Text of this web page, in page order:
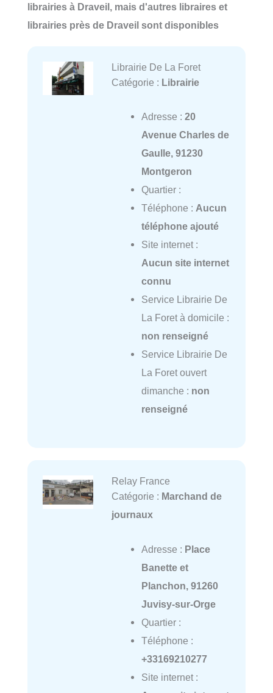
librairies à Draveil, mais d'autres libraires et
librairies près de Draveil sont disponibles
Librairie De La Foret
Catégorie : Librairie
Adresse : 20
Avenue Charles de
Gaulle, 91230
Montgeron
Quartier :
Téléphone : Aucun
téléphone ajouté
Site internet :
Aucun site internet
connu
Service Librairie De
La Foret à domicile :
non renseigné
Service Librairie De
La Foret ouvert
dimanche : non
renseigné
Relay France
Catégorie : Marchand de
journaux
Adresse : Place
Banette et
Planchon, 91260
Juvisy-sur-Orge
Quartier :
Téléphone :
+33169210277
Site internet :